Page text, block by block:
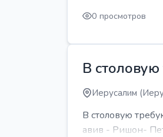
0 просмотров
В
Иерусалим
В столовую
авив - Ришон-